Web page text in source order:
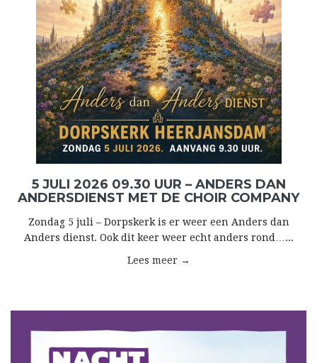
5 JULI 2026 09.30 UUR – ANDERS DAN
ANDERSDIENST MET DE CHOIR COMPANY
Zondag 5 juli – Dorpskerk is er weer een Anders dan
Anders dienst. Ook dit keer weer echt anders rond…...
Lees meer →